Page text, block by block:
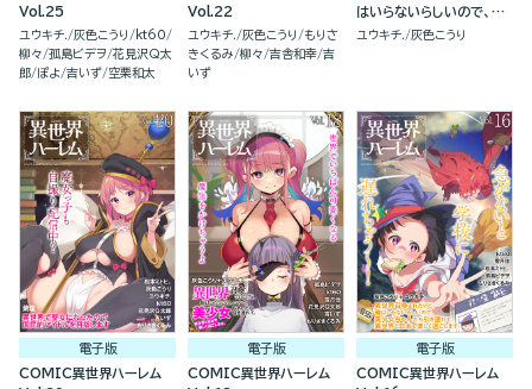
Vol.25
ユウキチ. 灰色こうり
kt60
柳々 孤島ビデヲ 花見沢Q太
郎 ぽよ 吉いず 空栗和太
Vol.22
ユウキチ. 灰色こうり
もりさ
きくるみ 柳々 吉舎和幸 吉
いず
はいらないらしいので、美
少女ちゃんたち引き連れ
ユウキチ. 灰色こうり
電子版
COMIC異世界ハーレム
電子版
COMIC異世界ハーレム
電子版
COMIC異世界ハーレム